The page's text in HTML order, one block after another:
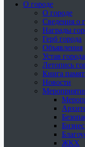
О городе
О городе
Сведения о
Награды
Герб города
Объявления
Устав города
Летопись
Книга
Новости
Бизнес
ЖКХ